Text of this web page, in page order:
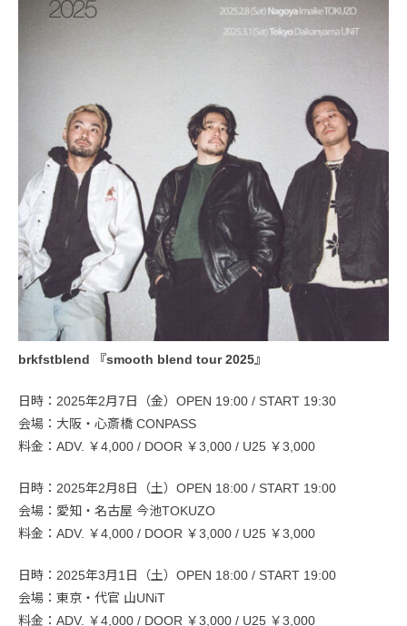
brkfstblend 『smooth blend tour 2025』
日時：2025年2月7日（金）OPEN 19:00 / START 19:30
会場：大阪・心斎橋 CONPASS
料金：ADV. ￥4,000 / DOOR ￥3,000 / U25 ￥3,000
日時：2025年2月8日（土）OPEN 18:00 / START 19:00
会場：愛知・名古屋 今池TOKUZO
料金：ADV. ￥4,000 / DOOR ￥3,000 / U25 ￥3,000
日時：2025年3月1日（土）OPEN 18:00 / START 19:00
会場：東京・代官 山UNiT
料金：ADV. ￥4,000 / DOOR ￥3,000 / U25 ￥3,000